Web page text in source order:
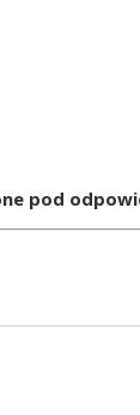
pod